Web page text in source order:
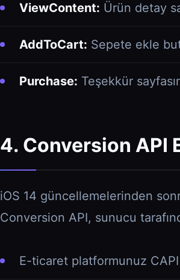
ViewContent: Ürün detay
AddToCart: Sepete ekle
Purchase: Teşekkür
4. Conversion API
iOS 14 güncellemelerinden
Conversion API, sunucu
E-ticaret platformunuz